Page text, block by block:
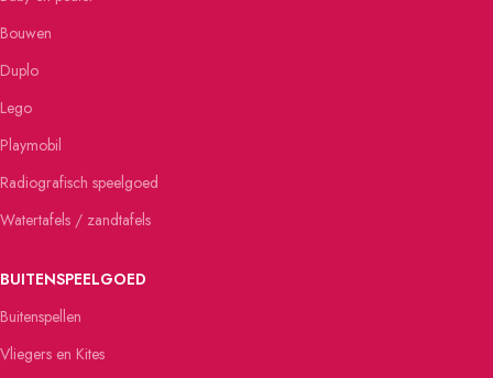
Bouwen
Duplo
Lego
Playmobil
Radiografisch speelgoed
Watertafels / zandtafels
BUITENSPEELGOED
Buitenspellen
Vliegers en Kites